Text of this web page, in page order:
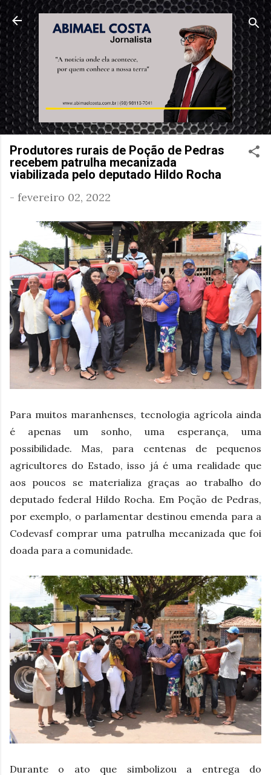
Pular para o conteúdo principal
Produtores rurais de Poção de Pedras
recebem patrulha mecanizada
viabilizada pelo deputado Hildo Rocha
- fevereiro 02, 2022
Para muitos maranhenses, tecnologia agrícola ainda
é apenas um sonho, uma esperança, uma
possibilidade. Mas, para centenas de pequenos
agricultores do Estado, isso já é uma realidade que
aos poucos se materializa graças ao trabalho do
deputado federal Hildo Rocha. Em Poção de Pedras,
por exemplo, o parlamentar destinou emenda para a
Codevasf comprar uma patrulha mecanizada que foi
doada para a comunidade.
Durante o ato que simbolizou a entrega do